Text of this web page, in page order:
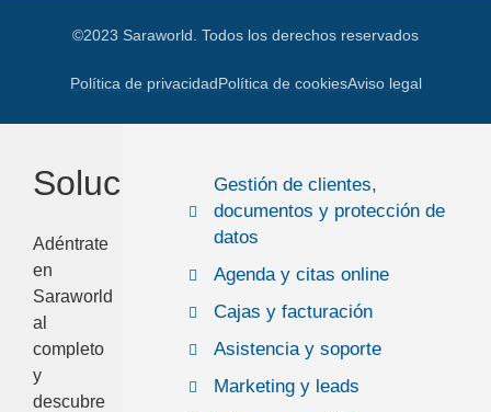
©2023 Saraworld. Todos los derechos reservados
Política de privacidadPolítica de cookiesAviso legal
Soluciones
Adéntrate
en
Saraworld
al
completo
y
descubre
Gestión de clientes,
documentos y protección de
datos
Agenda y citas online
Cajas y facturación
Asistencia y soporte
Marketing y leads